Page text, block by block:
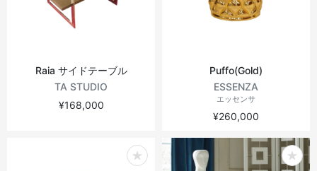
Raia サイドテーブル
TA STUDIO
¥168,000
Puffo(Gold)
ESSENZA
エッセンサ
¥260,000